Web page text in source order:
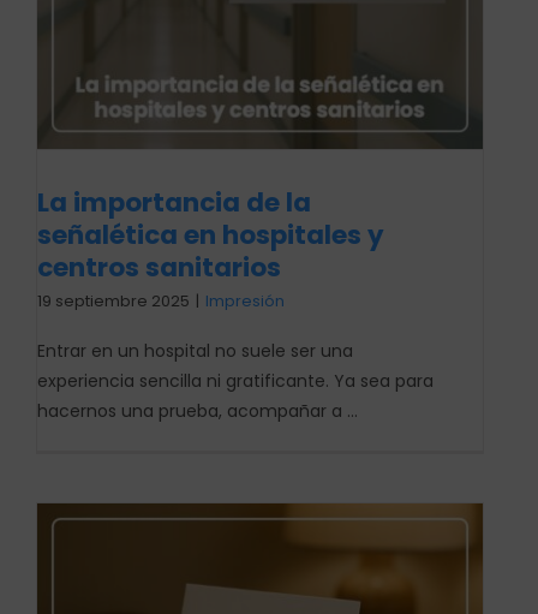
La importancia de la
señalética en hospitales y
centros sanitarios
19 septiembre 2025 | Impresión
Entrar en un hospital no suele ser una
experiencia sencilla ni gratificante. Ya sea para
hacernos una prueba, acompañar a ...